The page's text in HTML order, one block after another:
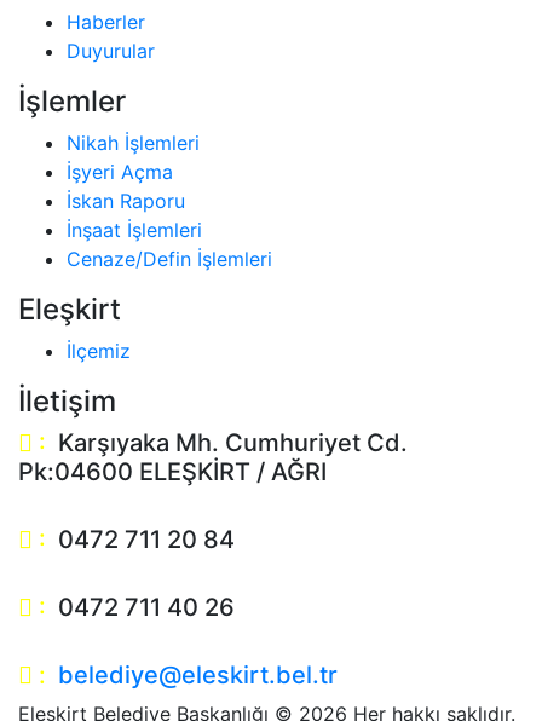
Haberler
Duyurular
İşlemler
Nikah İşlemleri
İşyeri Açma
İskan Raporu
İnşaat İşlemleri
Cenaze/Defin İşlemleri
Eleşkirt
İlçemiz
İletişim
: Karşıyaka Mh. Cumhuriyet Cd.
Pk:04600 ELEŞKİRT / AĞRI
: 0472 711 20 84
: 0472 711 40 26
: belediye@eleskirt.bel.tr
Eleşkirt Belediye Başkanlığı © 2026 Her hakkı saklıdır.